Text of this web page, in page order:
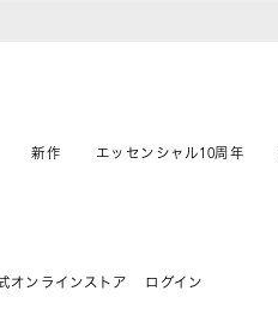
新作 エッセンシャル10周年
オンラインストア ログイン